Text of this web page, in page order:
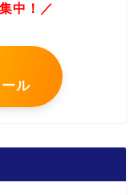
中！／
ル